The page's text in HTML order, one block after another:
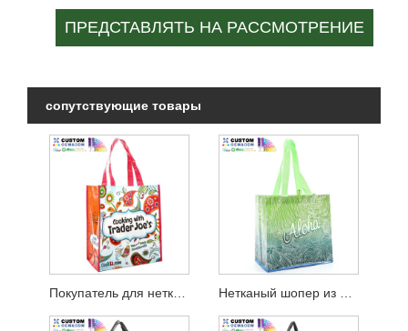
сопутствующие товары
Покупатель для нетканого ламинирования Cook PP